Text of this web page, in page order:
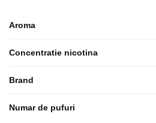
Aroma
Concentratie nicotina
Brand
Numar de pufuri